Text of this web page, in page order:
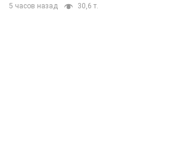
5 часов назад 30,6 т.